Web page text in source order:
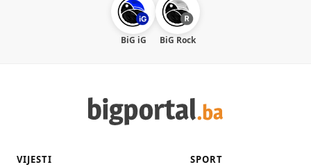
BiG iG BiG Rock
VIJESTI SPORT